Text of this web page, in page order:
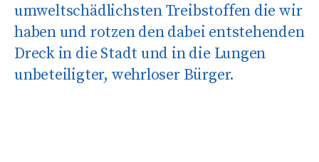
umweltschädlichsten Treibstoffen die wir
haben und rotzen den dabei entstehenden
Dreck in die Stadt und in die Lungen
unbeteiligter, wehrloser Bürger.